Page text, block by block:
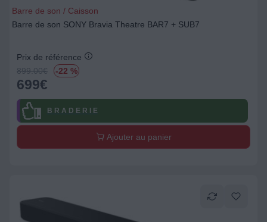
Barre de son / Caisson
Barre de son SONY Bravia Theatre BAR7 + SUB7
Prix de référence
899.00€ -22 %
699€
B R A D E R I E
Ajouter au panier